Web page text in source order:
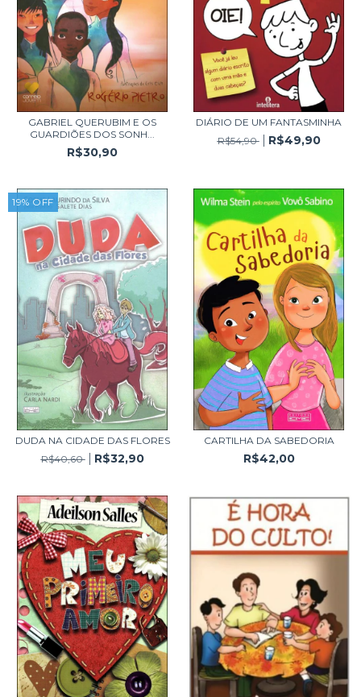
GABRIEL QUERUBIM E OS
GUARDIÕES DOS SONH...
R$30,90
DIÁRIO DE UM FANTASMINHA
R$54,90
R$49,90
19% OFF
DUDA NA CIDADE DAS FLORES
R$40,60
R$32,90
CARTILHA DA SABEDORIA
R$42,00